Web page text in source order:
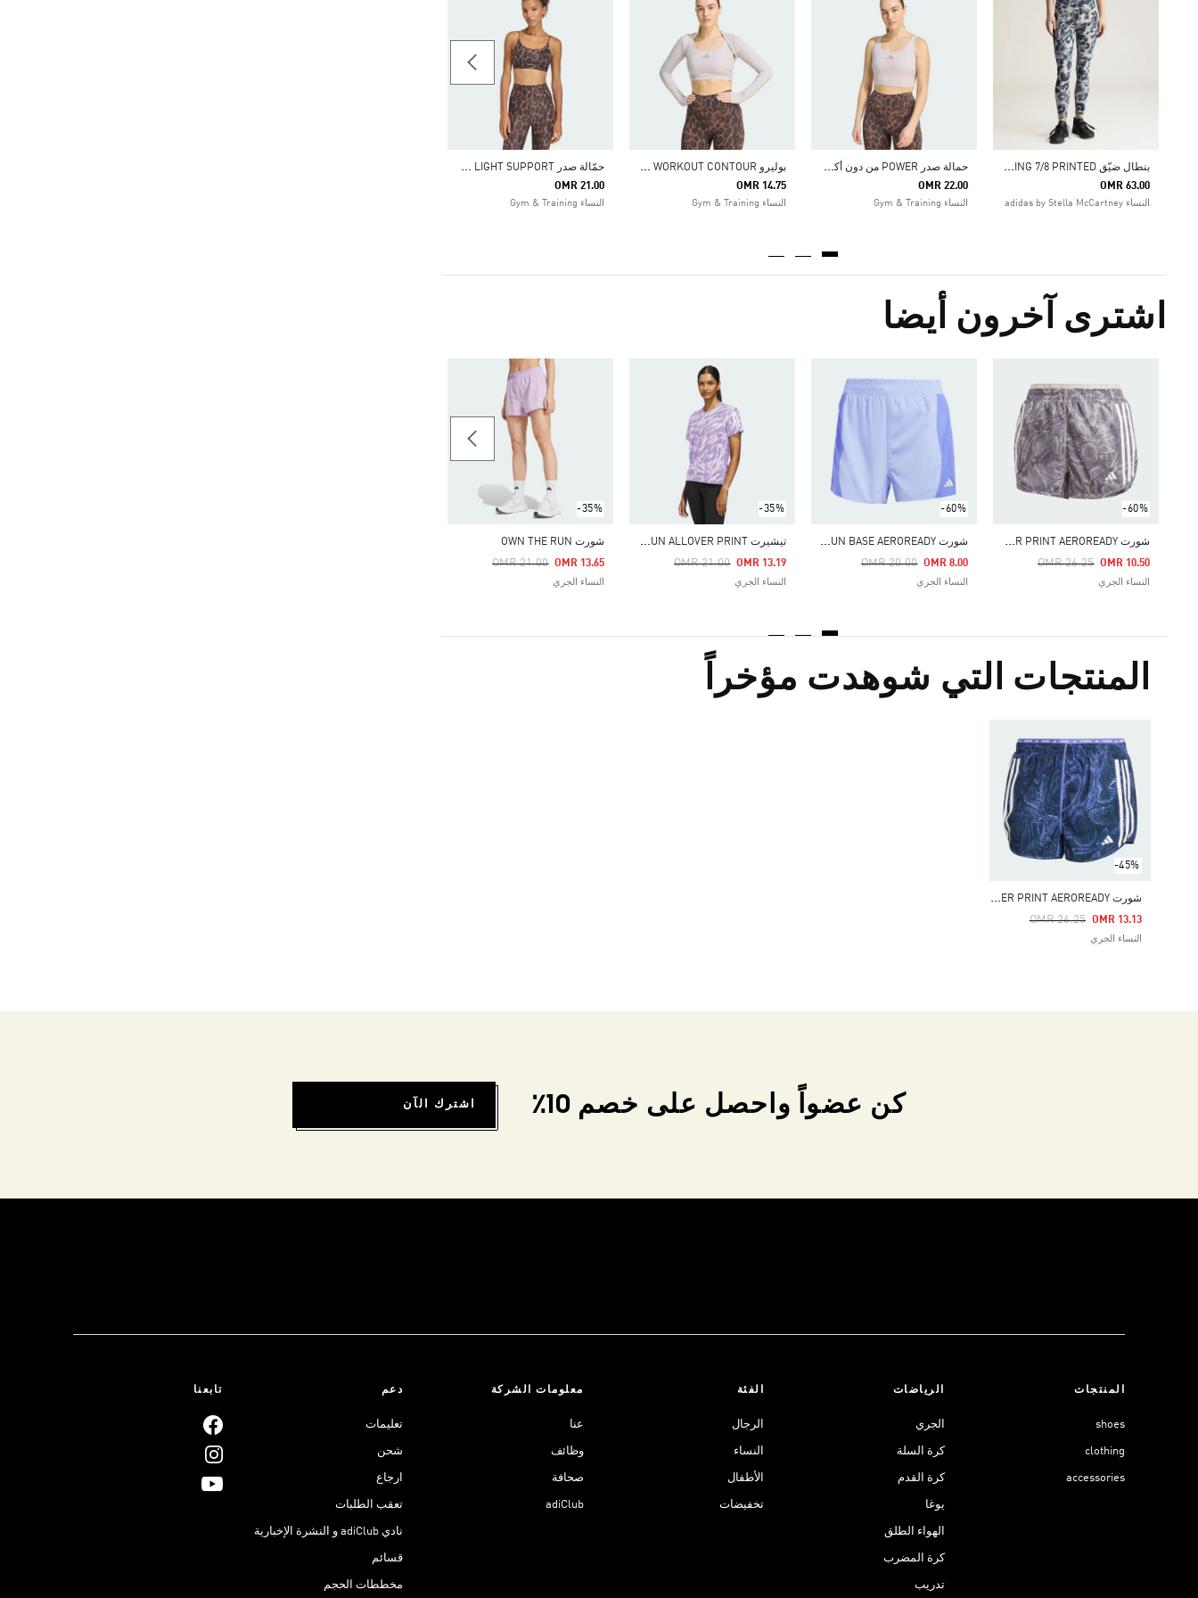
ب
نطال ضيّق ADIDAS BY STELLA MCCARTNEY TRAINING 7/8 PRINTED
OMR 63.00
النساء adidas by Stella McCartney
ح
مالة صدر POWER من دون أكمام بدعم خفيف
OMR 22.00
النساء Gym & Training
ب
وليرو PRIMELIFT ESSENTIALS WORKOUT CONTOUR
OMR 14.75
النساء Gym & Training
ح
مّالة صدر OPTIME ESSENTIALS WORKOUT LEOPARD LIGHT SUPPORT
OMR 21.00
النساء Gym & Training
Price Reduced From
اشترى آخرون أيضا
-60%
ش
ورت OWN THE RUN EXCITE ALLOVER PRINT AEROREADY
Price Reduced From
OMR 26.25
To OMR 10.50
النساء الجري
-60%
ش
ورت OWN THE RUN BASE AEROREADY
Price Reduced From
OMR 20.00
To OMR 8.00
النساء الجري
-35%
ت
يشيرت OWN THE RUN ALLOVER PRINT
Price Reduced From
OMR 21.00
To OMR 13.19
النساء الجري
-35%
شورت OWN THE RUN
Price Reduced From
OMR 21.00
To OMR 13.65
النساء الجري
Price Reduced From
المنتجات التي شوهدت مؤخراً
-45%
ش
ورت OWN THE RUN EXCITE ALLOVER PRINT AEROREADY
Price Reduced From
OMR 26.25
To OMR 13.13
النساء الجري
كن عضواً واحصل على خصم 10٪ اشترك الآن
المنتجات
shoes
clothing
accessories
الرياضات
الجري
كرة السلة
كرة القدم
يوغا
الهواء الطلق
كرة المضرب
تدريب
الفئة
الرجال
النساء
الأطفال
تخفيضات
معلومات الشركة
عنا
وظائف
صحافة
adiClub
دعم
تعليمات
شحن
ارجاع
تعقب الطلبات
نادي adiClub و النشرة الإخبارية
قسائم
مخططات الحجم
تابعنا